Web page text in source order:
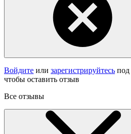
Войдите или зарегистрируйтесь под
чтобы оставить отзыв
Все отзывы